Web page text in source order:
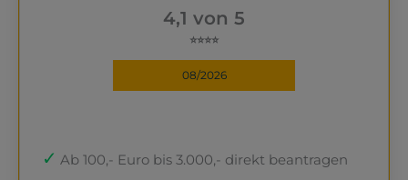
4,1 von 5
⭐⭐⭐⭐
08/2026
Ab 100,- Euro bis 3.000,- direkt beantragen